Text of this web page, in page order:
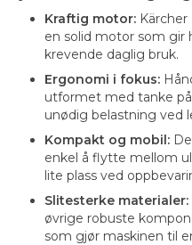
Kraftig motor:
en solid motor som gir
krevende daglig bruk.
Ergonomi i fokus:
utformet med tanke
unødig belastning ved
Kompakt og mobil:
enkel å flytte mellom
lite plass ved
Slitesterke materialer:
øvrige robuste
som gjør maskinen til